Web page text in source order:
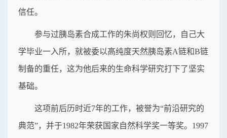
信任。
参与过胰岛素合成工作的朱尚权则回忆，自己大
学毕业一入所，就被委以高纯度天然胰岛素A链和B链
制备的重任，这为他后来的生命科学研究打下了坚实
基础。
这项前后历时近7年的工作，被誉为“前沿研究的
典范”，并于1982年荣获国家自然科学奖一等奖。1997